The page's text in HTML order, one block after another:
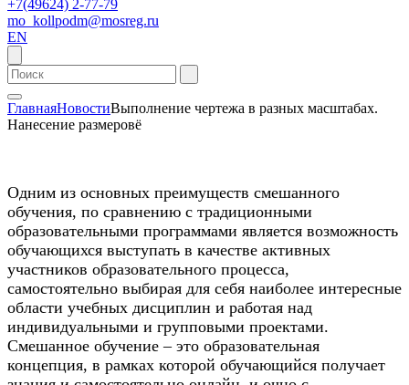
+7(49624) 2-77-79
mo_kollpodm@mosreg.ru
EN
ГлавнаяНовостиВыполнение чертежа в разных масштабах.
Нанесение размеровё
Одним из основных преимуществ смешанного
обучения, по сравнению с традиционными
образовательными программами является возможность
обучающихся выступать в качестве активных
участников образовательного процесса,
самостоятельно выбирая для себя наиболее интересные
области учебных дисциплин и работая над
индивидуальными и групповыми проектами.
Смешанное обучение – это образовательная
концепция, в рамках которой обучающийся получает